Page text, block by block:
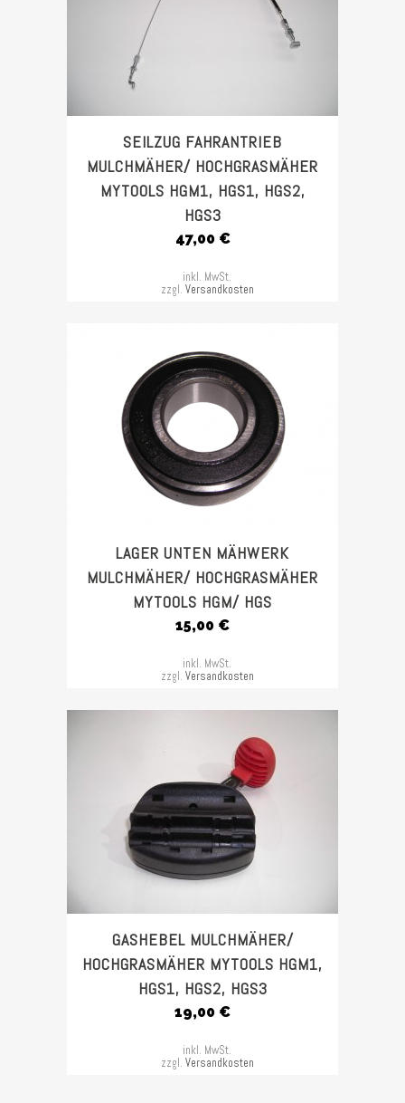
SEILZUG FAHRANTRIEB
MULCHMÄHER/ HOCHGRASMÄHER
MYTOOLS HGM1, HGS1, HGS2,
HGS3
47,00 €
inkl. MwSt.
zzgl. Versandkosten
LAGER UNTEN MÄHWERK
MULCHMÄHER/ HOCHGRASMÄHER
MYTOOLS HGM/ HGS
15,00 €
inkl. MwSt.
zzgl. Versandkosten
GASHEBEL MULCHMÄHER/
HOCHGRASMÄHER MYTOOLS HGM1,
HGS1, HGS2, HGS3
19,00 €
inkl. MwSt.
zzgl. Versandkosten